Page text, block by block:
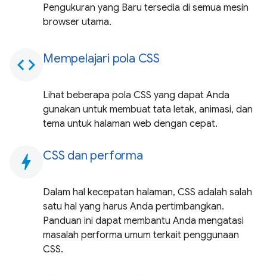
Pengukuran yang Baru tersedia di semua mesin
browser utama.
code Mempelajari pola CSS
Lihat beberapa pola CSS yang dapat Anda
gunakan untuk membuat tata letak, animasi, dan
tema untuk halaman web dengan cepat.
bolt CSS dan performa
Dalam hal kecepatan halaman, CSS adalah salah
satu hal yang harus Anda pertimbangkan.
Panduan ini dapat membantu Anda mengatasi
masalah performa umum terkait penggunaan
CSS.